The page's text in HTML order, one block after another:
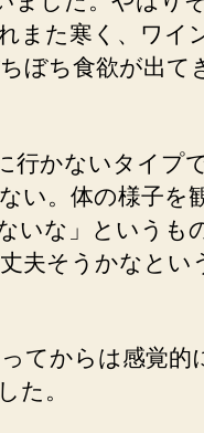
の
また寒く、ワイ
ぼち食欲が出て
行かないタイプで
い。体の様子を
いな」というも
夫そうかなとい
てからは感覚的
た。